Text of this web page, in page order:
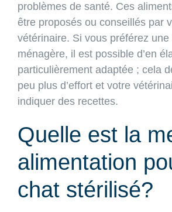
problèmes de santé. Ces
être proposés ou conseillés par
vétérinaire. Si vous préférez une
ménagère, il est possible d’en
particulièrement adaptée ; cela
peu plus d’effort et votre
indiquer des recettes.
Quelle est la
alimentation
chat stérilisé?